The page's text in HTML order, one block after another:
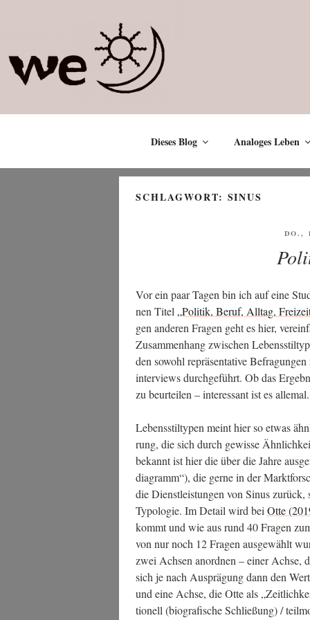
Dieses Blog Analoges Leben
SCHLAGWORT: SINUS
DO.,
Vor ein paar Tagen bin ich auf eine
nen Titel „Poli­tik, Beruf, All­tag,
gen ande­ren Fra­gen geht es hier,
Zusam­men­hang zwi­schen
den sowohl reprä­sen­ta­ti­ve
in­ter­views durch­ge­führt. Ob das
zu beur­tei­len – inter­es­sant ist es allemal.
Lebens­stil­ty­pen meint hier so etwas
rung, die sich durch gewis­se
bekannt ist hier die über die Jah­re
dia­gramm“), die ger­ne in der
die Dienst­leis­tun­gen von Sinus
Typo­lo­gie. Im Detail wird bei Otte
kommt und wie aus rund 40 Fra­gen
von nur noch 12 Fra­gen aus­ge­wählt
zwei Ach­sen anord­nen – einer Ach­se,
sich je nach Aus­prä­gung dann den
und eine Ach­se, die Otte als
tio­nell (bio­gra­fi­sche Schlie­ßung) /